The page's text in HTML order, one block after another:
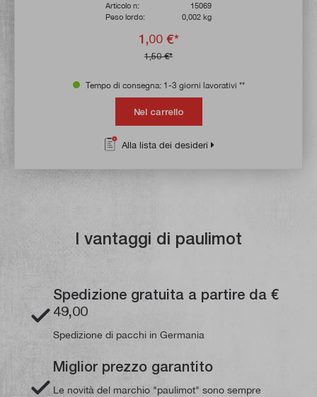
Articolo n:
15069
Peso lordo:
0,002 kg
1,00 €*
1,50 €*
Tempo di consegna: 1-3 giorni lavorativi **
Nel carrello
Alla lista dei desideri
I vantaggi di paulimot
Spedizione gratuita a partire da €
49,00
Spedizione di pacchi in Germania
Miglior prezzo garantito
Le novità del marchio "paulimot" sono sempre